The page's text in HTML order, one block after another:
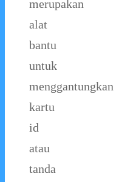
merupakan
alat
bantu
untuk
menggantungkan
kartu
id
atau
tanda